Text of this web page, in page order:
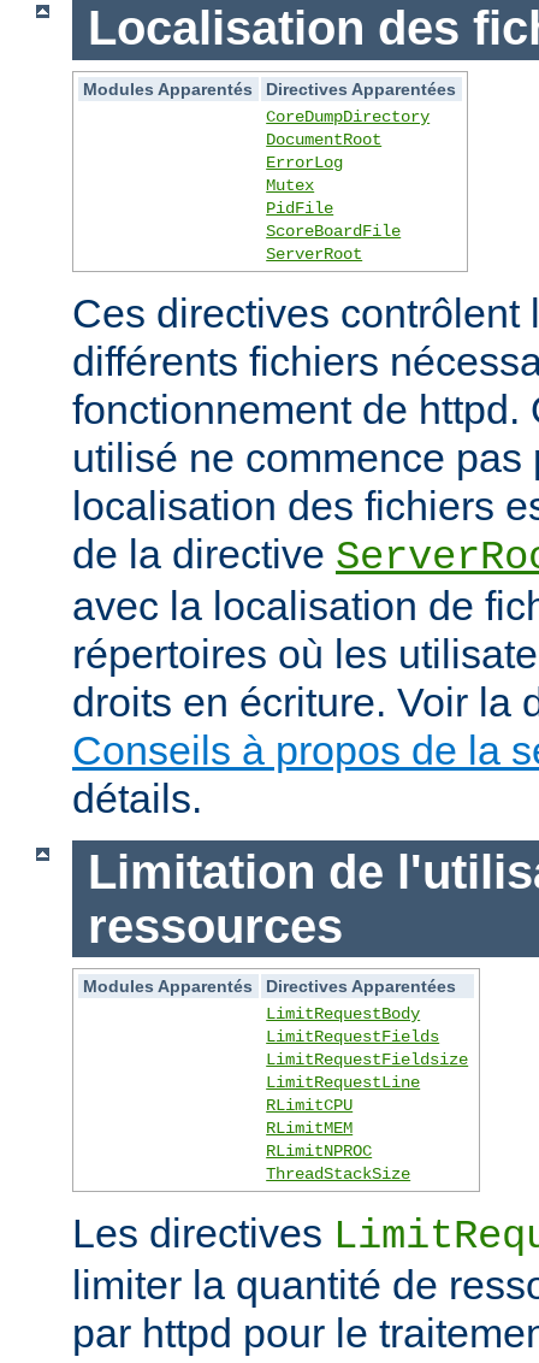
Localisation des
Modules Apparentés
Directives Apparentées
CoreDumpDirectory
DocumentRoot
ErrorLog
Mutex
PidFile
ScoreBoardFile
ServerRoot
Ces directives contrôlent
différents fichiers
fonctionnement de httpd.
utilisé ne commence pas
localisation des fichiers
de la directive
avec la localisation de
répertoires où les
droits en écriture. Voir la
Conseils à propos de la
détails.
Limitation de
ressources
Modules Apparentés
Directives Apparentées
LimitRequestBody
LimitRequestFields
LimitRequestFieldsize
LimitRequestLine
RLimitCPU
RLimitMEM
RLimitNPROC
ThreadStackSize
Les directives
limiter la quantité de
par httpd pour le